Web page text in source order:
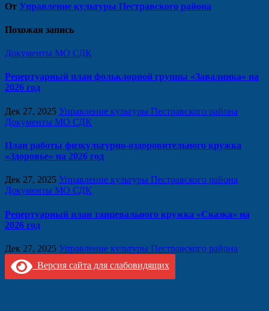
От Управление культуры Пестравского района
Похожая запись
Документы МО СДК
Репертуарный план фольклорной группы «Завалинка» на
2026 год
Дек 27, 2025 Управление культуры Пестравского района
Документы МО СДК
План работы физкультурно-оздоровительного кружка
«Здоровье» на 2026 год
Дек 27, 2025 Управление культуры Пестравского района
Документы МО СДК
Репертуарный план танцевального кружка «Сказка» на
2026 год
Дек 27, 2025 Управление культуры Пестравского района
Версия сайта для слабовидящих